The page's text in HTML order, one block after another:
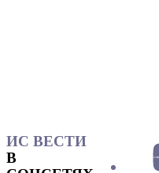
ИС ВЕСТИ
В